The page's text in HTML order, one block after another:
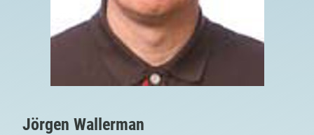
Jörgen Wallerman